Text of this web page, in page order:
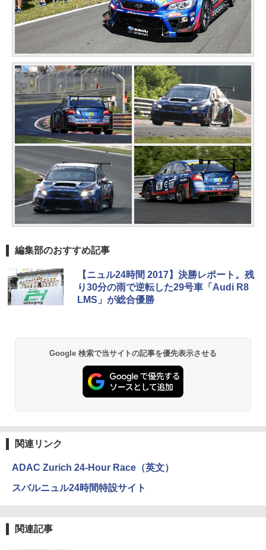
編集部のおすすめ記事
【ニュル24時間 2017】決勝レポート。残
り30分の雨で逆転した29号車「Audi R8
LMS」が総合優勝
Google 検索で当サイトの記事を優先表示させる
関連リンク
ADAC Zurich 24-Hour Race（英文）
スバルニュル24時間特設サイト
関連記事